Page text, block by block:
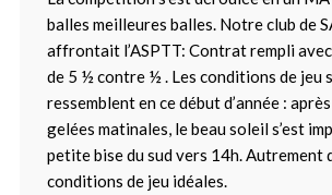
balles meilleures balles. Notre club de
affrontait l’ASPTT: Contrat rempli
de 5 ½ contre ½ . Les conditions de jeu
ressemblent en ce début d’année :
gelées matinales, le beau soleil s’est
petite bise du sud vers 14h. Autrement
conditions de jeu idéales.